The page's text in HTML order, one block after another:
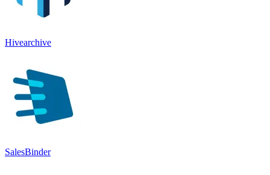
Hivearchive
SalesBinder